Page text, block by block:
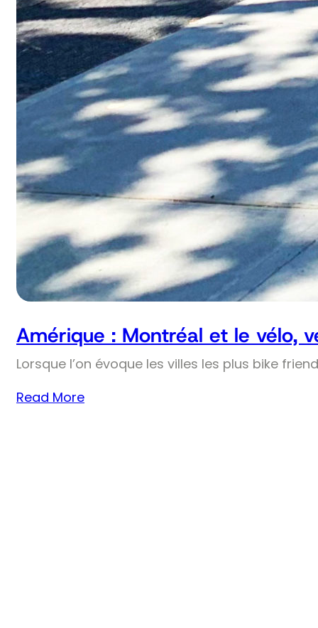
Amérique : Montréal et le vélo,
Lorsque l’on évoque les villes les plus bike
Read More